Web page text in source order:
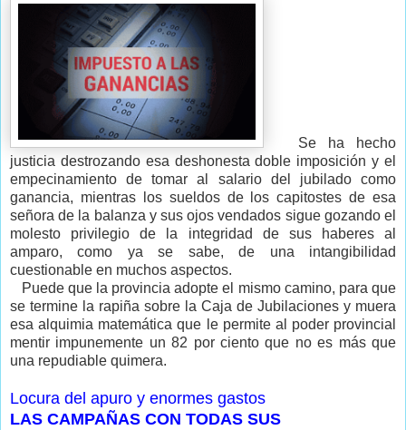
Se ha hecho
justicia destrozando esa deshonesta doble imposición y el
empecinamiento de tomar al salario del jubilado como
ganancia, mientras los sueldos de los capitostes de esa
señora de la balanza y sus ojos vendados sigue gozando el
molesto privilegio de la integridad de sus haberes al
amparo, como ya se sabe, de una intangibilidad
cuestionable en muchos aspectos.
Puede que la provincia adopte el mismo camino, para que
se termine la rapiña sobre la Caja de Jubilaciones y muera
esa alquimia matemática que le permite al poder provincial
mentir impunemente un 82 por ciento que no es más que
una repudiable quimera.
Locura del apuro y enormes gastos
LAS CAMPAÑAS CON TODAS SUS